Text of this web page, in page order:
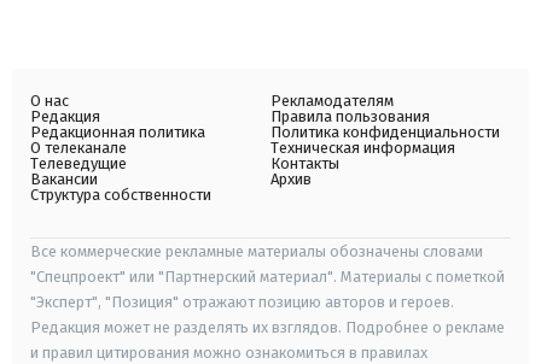
О нас
Редакция
Редакционная политика
О телеканале
Телеведущие
Вакансии
Структура собственности
Рекламодателям
Правила пользования
Политика конфиденциальности
Техническая информация
Контакты
Архив
Все коммерческие рекламные материалы обозначены словами
"Спецпроект" или "Партнерский материал". Материалы с пометкой
"Эксперт", "Позиция" отражают позицию авторов и героев.
Редакция может не разделять их взглядов. Подробнее о рекламе
и правил цитирования можно ознакомиться в правилах